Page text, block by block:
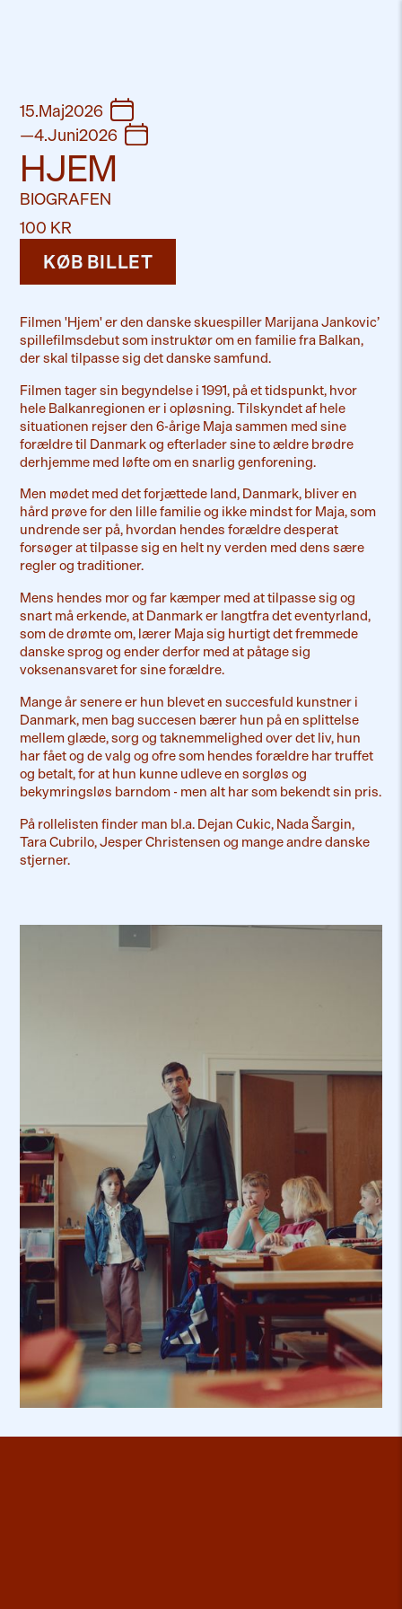
15.Maj2026
—4.Juni2026
HJEM
BIOGRAFEN
100 KR
KØB BILLET
Filmen 'Hjem' er den danske skuespillerMarijana Jankovic’
spillefilmsdebut som instruktør om en familie fra Balkan,
der skal tilpasse sig det danske samfund.
Filmen tager sin begyndelse i 1991, på et tidspunkt, hvor
hele Balkanregionen er i opløsning. Tilskyndet af hele
situationen rejser den 6-årige Maja sammen med sine
forældre til Danmark og efterlader sine to ældre brødre
derhjemme med løfte om en snarlig genforening.
Men mødet med det forjættede land, Danmark, bliver en
hård prøve for den lille familie og ikke mindst for Maja, som
undrende ser på, hvordan hendes forældre desperat
forsøger at tilpasse sig en helt ny verden med dens sære
regler og traditioner.
Mens hendes mor og far kæmper med at tilpasse sig og
snart må erkende, at Danmark er langtfra det eventyrland,
som de drømte om, lærer Maja sig hurtigt det fremmede
danske sprog og ender derfor med at påtage sig
voksenansvaret for sine forældre.
Mange år senere er hun blevet en succesfuld kunstner i
Danmark, men bag succesen bærer hun på en splittelse
mellem glæde, sorg og taknemmelighed over det liv, hun
har fået og de valg og ofre som hendes forældre har truffet
og betalt, for at hun kunne udleve en sorgløs og
bekymringsløs barndom - men alt har som bekendt sin pris.
På rollelisten finder man bl.a.Dejan Cukic, Nada Šargin,
Tara Cubrilo, Jesper Christensen og mange andre danske
stjerner.